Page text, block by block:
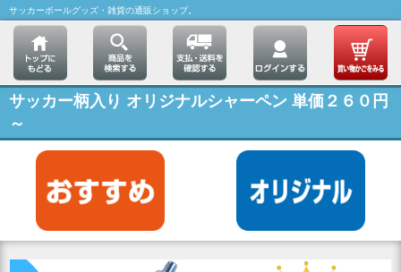
サッカーボールグッズ・雑貨の通販ショップ。
サッカー柄入り オリジナルシャーペン 単価２６０円
～